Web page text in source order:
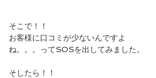
そこで！！
お客様に口コミが少ないんですよ
ね。。。ってSOSを出してみました。
そしたら！！